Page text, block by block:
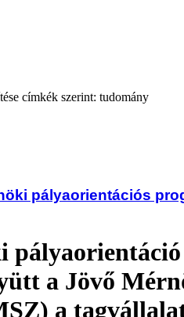
címkék szerint: tudomány
pályaorientációs
a Jövő
a